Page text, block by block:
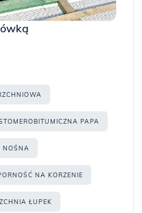
PAPA
NOŚNA
NA KORZENIE
ŁUPEK